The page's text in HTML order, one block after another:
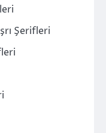
Şerifleri